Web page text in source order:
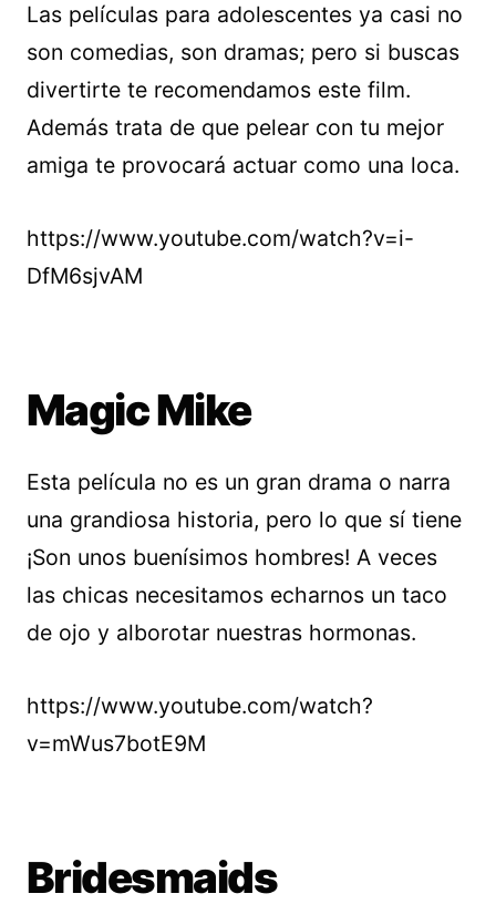
Las películas para adolescentes ya casi no
son comedias, son dramas; pero si buscas
divertirte te recomendamos este film.
Además trata de que pelear con tu mejor
amiga te provocará actuar como una loca.
https://www.youtube.com/watch?v=i-
DfM6sjvAM
Magic Mike
Esta película no es un gran drama o narra
una grandiosa historia, pero lo que sí tiene
¡Son unos buenísimos hombres! A veces
las chicas necesitamos echarnos un taco
de ojo y alborotar nuestras hormonas.
https://www.youtube.com/watch?
v=mWus7botE9M
Bridesmaids